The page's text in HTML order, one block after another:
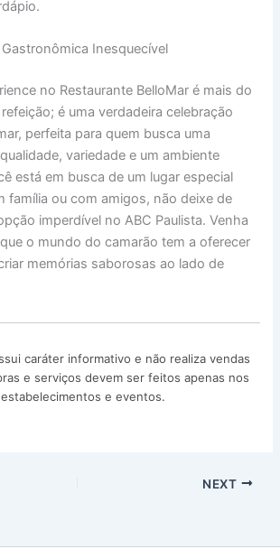
Inesquecível
no Restaurante BelloMar é mais do
é uma verdadeira celebração
perfeita para quem busca uma
variedade e um ambiente
está em busca de um lugar especial
família ou com amigos, não deixe de
imperdível no ABC Paulista. Venha
o mundo do camarão tem a oferecer
memórias saborosas ao lado de
caráter informativo e não realiza vendas
e serviços devem ser feitos apenas nos
e eventos.
NEXT